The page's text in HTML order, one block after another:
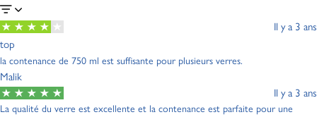
Il y a 3 ans
top
la contenance de 750 ml est suffisante pour plusieurs verres.
Malik
Il y a 3 ans
La qualité du verre est excellente et la contenance est parfaite pour une